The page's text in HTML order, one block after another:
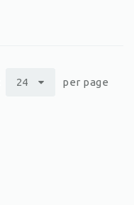
24 per page